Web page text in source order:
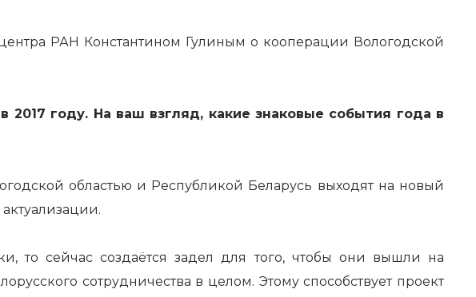
РАН Константином Гулиным о кооперации Вологодской
году. На ваш взгляд, какие знаковые события года в
областью и Республикой Беларусь выходят на новый
то сейчас создаётся задел для того, чтобы они вышли на
сотрудничества в целом. Этому способствует проект